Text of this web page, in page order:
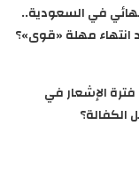
في السعودية..
انتهاء مهلة «قوى»؟
فترة الإشعار في